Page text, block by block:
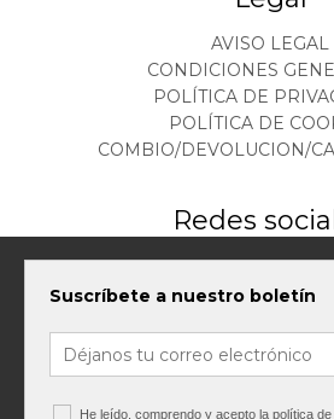
AVISO LEGAL
CONDICIONES
POLÍTICA DE
POLÍTICA DE
COMBIO/DEVOLUCION/
Redes
Este sitio web almacena datos como cookies
necesaria del sitio, incluidos análisis y
predeterminada.
política de cookies
Suscríbete a nuestro boletín
He leído, comprendo y acepto la política